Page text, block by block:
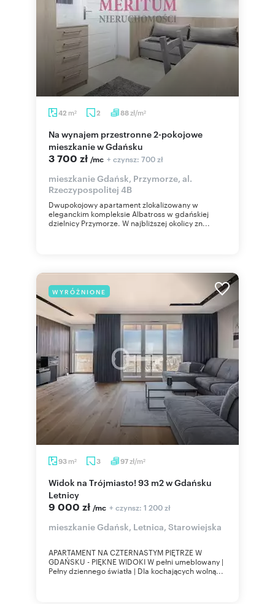
42 m2 2 88zł/m2
Na wynajem przestronne 2-pokojowe
mieszkanie w Gdańsku
3 700 zł /mc + czynsz: 700 zł
mieszkanie Gdańsk, Przymorze, al.
Rzeczypospolitej 4B
Dwupokojowy apartament zlokalizowany w
eleganckim kompleksie Albatross w gdańskiej
dzielnicy Przymorze. W najbliższej okolicy zn...
WYRÓŻNIONE
93 m2 3 97zł/m2
Widok na Trójmiasto! 93 m2 w Gdańsku
Letnicy
9 000 zł /mc + czynsz: 1 200 zł
mieszkanie Gdańsk, Letnica, Starowiejska
APARTAMENT NA CZTERNASTYM PIĘTRZE W
GDAŃSKU - PIĘKNE WIDOKI W pełni umeblowany |
Pełny dziennego światła | Dla kochających wolną...